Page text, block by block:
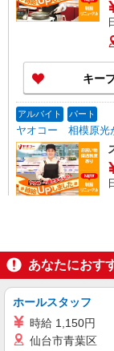
キー
アルバイト パート
ヤオコー 相模原光
アルバイト パート
ヤオコー 相模原鹿
あなたにおす
ホールスタッフ
時給 1,150円
仙台市青葉区